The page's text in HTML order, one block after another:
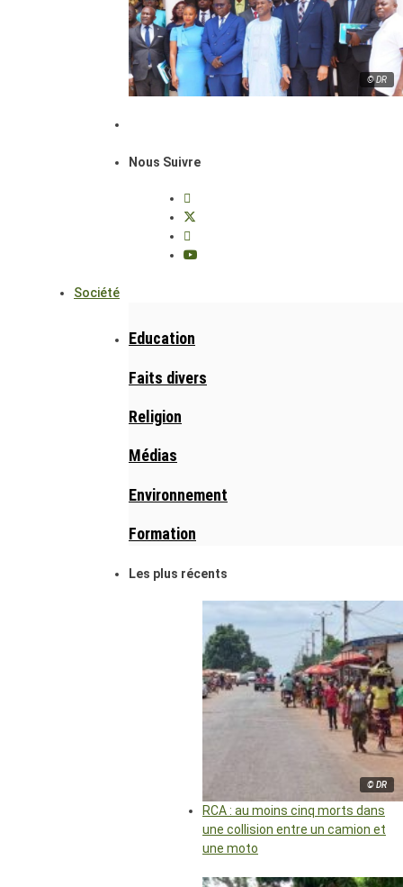
© DR
Nous Suivre
Société
Education
Faits divers
Religion
Médias
Environnement
Formation
Les plus récents
© DR
RCA : au moins cinq morts dans
une collision entre un camion et
une moto